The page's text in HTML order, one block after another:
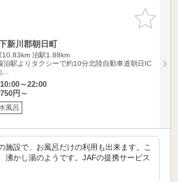
お気に入
りに追加
新川郡朝日町
10.83km 泊駅1.88km
泊駅よりタクシーで約10分北陸自動車道朝日IC
…
～22:00
円～
風呂
施設で、お風呂だけの利用も出来ます。こ
沸かし湯のようです。JAFの提携サービス